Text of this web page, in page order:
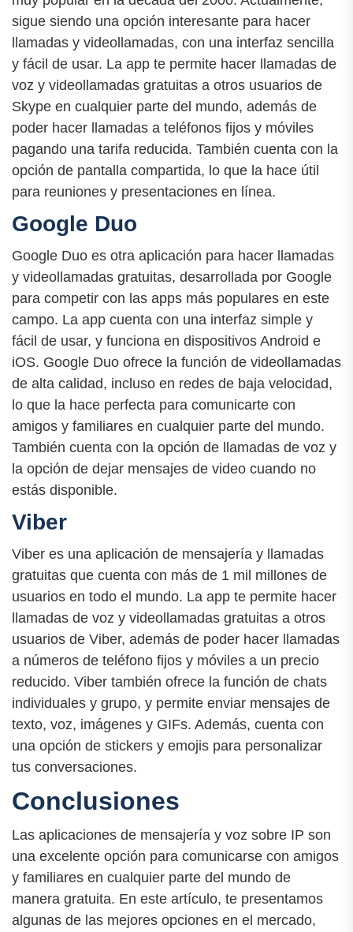
sigue siendo una opción interesante para hacer
llamadas y videollamadas, con una interfaz sencilla
y fácil de usar. La app te permite hacer llamadas de
voz y videollamadas gratuitas a otros usuarios de
Skype en cualquier parte del mundo, además de
poder hacer llamadas a teléfonos fijos y móviles
pagando una tarifa reducida. También cuenta con la
opción de pantalla compartida, lo que la hace útil
para reuniones y presentaciones en línea.
Google Duo
Google Duo es otra aplicación para hacer llamadas
y videollamadas gratuitas, desarrollada por Google
para competir con las apps más populares en este
campo. La app cuenta con una interfaz simple y
fácil de usar, y funciona en dispositivos Android e
iOS. Google Duo ofrece la función de videollamadas
de alta calidad, incluso en redes de baja velocidad,
lo que la hace perfecta para comunicarte con
amigos y familiares en cualquier parte del mundo.
También cuenta con la opción de llamadas de voz y
la opción de dejar mensajes de video cuando no
estás disponible.
Viber
Viber es una aplicación de mensajería y llamadas
gratuitas que cuenta con más de 1 mil millones de
usuarios en todo el mundo. La app te permite hacer
llamadas de voz y videollamadas gratuitas a otros
usuarios de Viber, además de poder hacer llamadas
a números de teléfono fijos y móviles a un precio
reducido. Viber también ofrece la función de chats
individuales y grupo, y permite enviar mensajes de
texto, voz, imágenes y GIFs. Además, cuenta con
una opción de stickers y emojis para personalizar
tus conversaciones.
Conclusiones
Las aplicaciones de mensajería y voz sobre IP son
una excelente opción para comunicarse con amigos
y familiares en cualquier parte del mundo de
manera gratuita. En este artículo, te presentamos
algunas de las mejores opciones en el mercado,